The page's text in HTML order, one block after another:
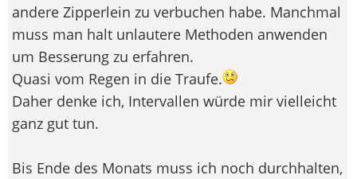
andere Zipperlein zu verbuchen habe. Manchmal
muss man halt unlautere Methoden anwenden
um Besserung zu erfahren.
Quasi vom Regen in die Traufe.
Daher denke ich, Intervallen würde mir vielleicht
ganz gut tun.
Bis Ende des Monats muss ich noch durchhalten,